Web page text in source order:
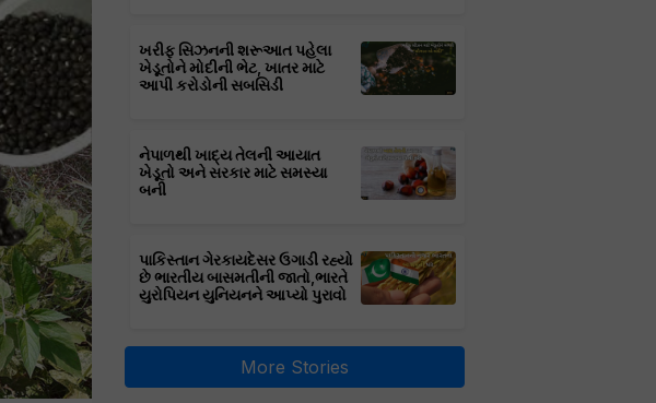
ખરીફ સિઝનની શરૂઆત પહેલા
ખેડૂતોને મોદીની ભેટ, ખાતર માટે
આપી કરોડોની સબસિડી
નેપાળથી ખાદ્ય તેલની આયાત
ખેડૂતો અને સરકાર માટે સમસ્યા
બની
પાકિસ્તાન ગેરકાયદેસર ઉગાડી રહ્યો
છે ભારતીય બાસમતીની જાતો,ભારતે
યુરોપિયન યુનિયનને આપ્યો પુરાવો
More Stories